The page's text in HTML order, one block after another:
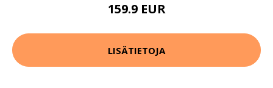
159.9 EUR
LISÄTIETOJA